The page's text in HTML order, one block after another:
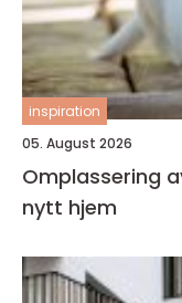
inspiration
05. August 2026
Omplassering av
nytt hjem